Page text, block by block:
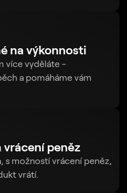
na výkonnosti
více vyděláte -
a pomáháme vám
peněz
s možností vrácení peněz,
vrátí.